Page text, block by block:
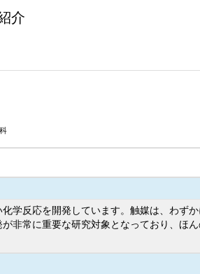
介
学反応を開発しています。触媒は、わず
非常に重要な研究対象となっており、ほ